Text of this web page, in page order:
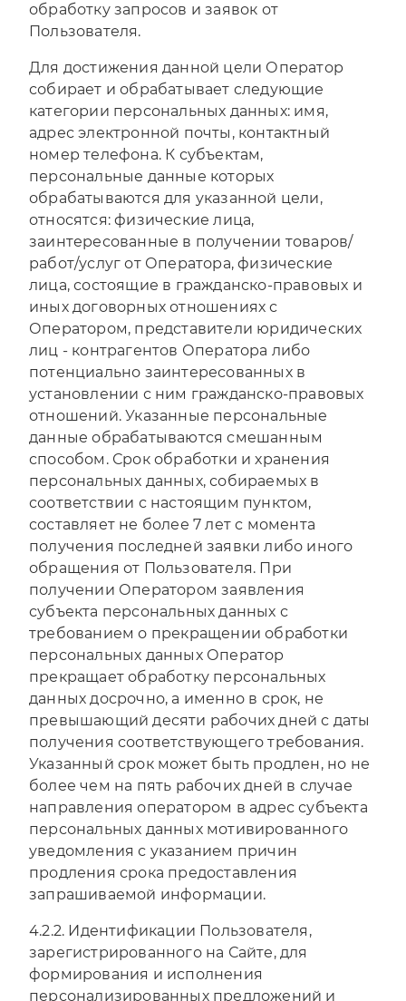
обработку запросов и заявок от
Пользователя.
Для достижения данной цели Оператор
собирает и обрабатывает следующие
категории персональных данных: имя,
адрес электронной почты, контактный
номер телефона. К субъектам,
персональные данные которых
обрабатываются для указанной цели,
относятся: физические лица,
заинтересованные в получении товаров/
работ/услуг от Оператора, физические
лица, состоящие в гражданско-правовых и
иных договорных отношениях с
Оператором, представители юридических
лиц - контрагентов Оператора либо
потенциально заинтересованных в
установлении с ним гражданско-правовых
отношений. Указанные персональные
данные обрабатываются смешанным
способом. Срок обработки и хранения
персональных данных, собираемых в
соответствии с настоящим пунктом,
составляет не более 7 лет с момента
получения последней заявки либо иного
обращения от Пользователя. При
получении Оператором заявления
субъекта персональных данных с
требованием о прекращении обработки
персональных данных Оператор
прекращает обработку персональных
данных досрочно, а именно в срок, не
превышающий десяти рабочих дней с даты
получения соответствующего требования.
Указанный срок может быть продлен, но не
более чем на пять рабочих дней в случае
направления оператором в адрес субъекта
персональных данных мотивированного
уведомления с указанием причин
продления срока предоставления
запрашиваемой информации.
4.2.2. Идентификации Пользователя,
зарегистрированного на Сайте, для
формирования и исполнения
персонализированных предложений и